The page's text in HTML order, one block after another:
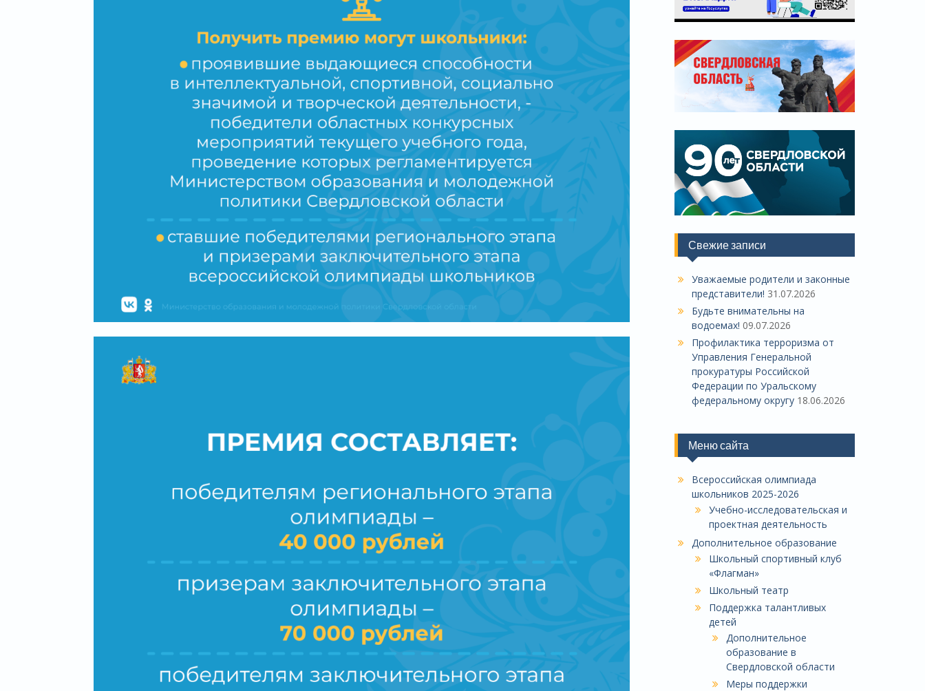
Свежие записи
Уважаемые родители и законные
представители! 31.07.2026
Будьте внимательны на
водоемах! 09.07.2026
Профилактика терроризма от
Управления Генеральной
прокуратуры Российской
Федерации по Уральскому
федеральному округу 18.06.2026
Меню сайта
Всероссийская олимпиада
школьников 2025-2026
Учебно-исследовательская и
проектная деятельность
Дополнительное образование
Школьный спортивный клуб
«Флагман»
Школьный театр
Поддержка талантливых
детей
Дополнительное
образование в
Свердловской области
Меры поддержки